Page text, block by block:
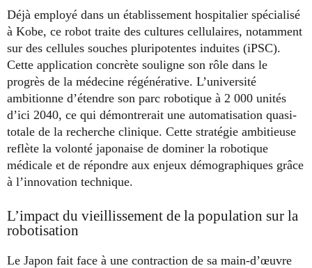
Déjà employé dans un établissement hospitalier spécialisé
à Kobe, ce robot traite des cultures cellulaires, notamment
sur des cellules souches pluripotentes induites (iPSC).
Cette application concrète souligne son rôle dans le
progrès de la médecine régénérative. L’université
ambitionne d’étendre son parc robotique à 2 000 unités
d’ici 2040, ce qui démontrerait une automatisation quasi-
totale de la recherche clinique. Cette stratégie ambitieuse
reflète la volonté japonaise de dominer la robotique
médicale et de répondre aux enjeux démographiques grâce
à l’innovation technique.
L’impact du vieillissement de la population sur la
robotisation
Le Japon fait face à une contraction de sa main-d’œuvre